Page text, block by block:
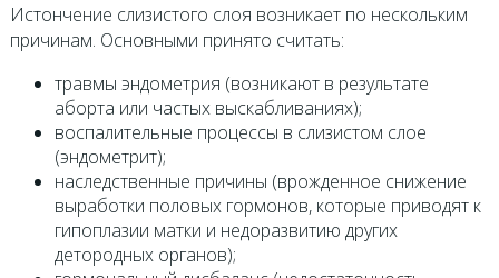
Истончение слизистого слоя возникает по нескольким
причинам. Основными принято считать:
травмы эндометрия (возникают в результате
аборта или частых выскабливаниях);
воспалительные процессы в слизистом слое
(эндометрит);
наследственные причины (врожденное снижение
выработки половых гормонов, которые приводят к
гипоплазии матки и недоразвитию других
детородных органов);